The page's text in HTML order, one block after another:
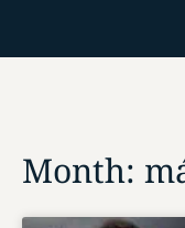
Month: